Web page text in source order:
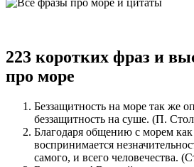
223 коротких фраз и
про море
Беззащитность на море так же
беззащитность на суше. (П.
Благодаря общению с морем как
воспринимается
самого, и всего человечества.